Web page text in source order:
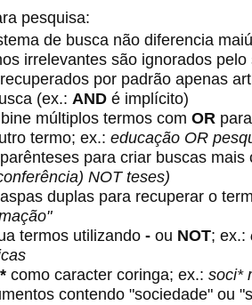
pesquisa:
de busca não diferencia
irrelevantes são ignorados
por padrão apenas
(ex.: AND é implícito)
múltiplos termos com OR
termo; ex.: educação OR
para criar buscas
NOT teses)
duplas para recuperar o
termos utilizando - ou NOT; ex.:
* como caracter coringa; ex.: soci*
contendo "sociedade" ou